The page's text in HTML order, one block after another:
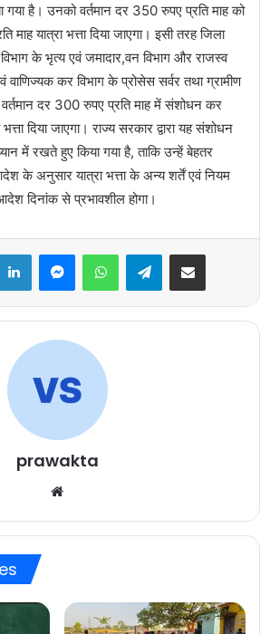
गया है। उनको वर्तमान दर 350 रुपए प्रति माह को
यात्रा भत्ता दिया जाएगा। इसी तरह जिला
के भृत्य एवं जमादार,वन विभाग और राजस्व
वाणिज्यक कर विभाग के प्रोसेस सर्वर तथा ग्रामीण
वर्तमान दर 300 रुपए प्रति माह में संशोधन कर
दिया जाएगा। राज्य सरकार द्वारा यह संशोधन
में रखते हुए किया गया है, ताकि उन्हें बेहतर
के अनुसार यात्रा भत्ता के अन्य शर्तें एवं नियम
दिनांक से प्रभावशील होगा।
LinkedInMessengerWhatsAppTelegramShare via Email
prawakta